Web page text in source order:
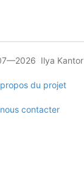
Ilya Kantor
du projet
nous contacter